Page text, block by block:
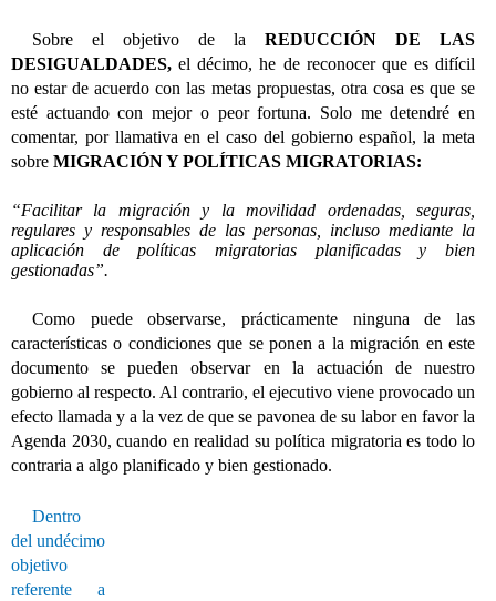
Sobre el objetivo de laREDUCCIÓN DE LAS
DESIGUALDADES,el décimo, he de reconocer que es difícil
no estar de acuerdo con las metas propuestas, otra cosa es que se
esté actuando con mejor o peor fortuna. Solo me detendré en
comentar, por llamativa en el caso del gobierno español, la meta
sobre MIGRACIÓN Y POLÍTICAS MIGRATORIAS:
“Facilitar la migración y la movilidad ordenadas, seguras,
regulares y responsables de las personas, incluso mediante la
aplicación de políticas migratorias planificadas y bien
gestionadas”.
Como puede observarse, prácticamente ninguna de las
características o condiciones que se ponen a la migración en este
documento se pueden observar en la actuación de nuestro
gobierno al respecto. Al contrario, el ejecutivo viene provocado un
efecto llamada y a la vez de que se pavonea de su labor en favor la
Agenda 2030, cuando en realidad su política migratoria es todo lo
contraria a algo planificado y bien gestionado.
Dentro
del undécimo
objetivo
referente a